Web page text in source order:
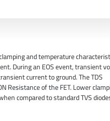
and temperature
During an EOS event, transient
current to ground. The TDS
Resistance of the FET. Lower
compared to standard TVS